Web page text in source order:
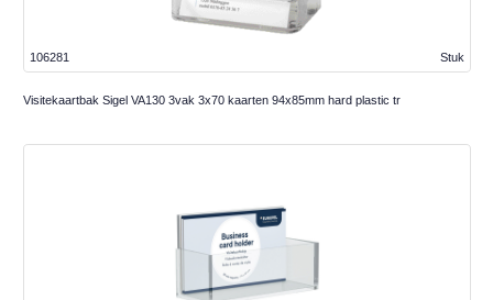
Stuk
106281
Visitekaartbak Sigel VA130 3vak 3x70 kaarten 94x85mm hard plastic tr